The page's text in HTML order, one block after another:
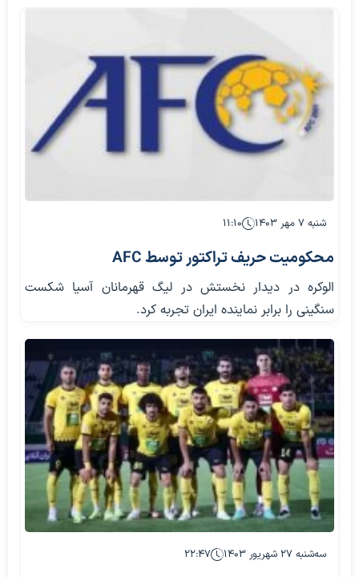
شنبه ۷ مهر ۱۴۰۳ ۱۱:۱۰
محکومیت حریف تراکتور توسط AFC
الوکره در دیدار نخستش در لیگ قهرمانان آسیا شکست
سنگینی را برابر نماینده ایران تجربه کرد.
سه‌شنبه ۲۷ شهریور ۱۴۰۳ ۲۲:۴۷